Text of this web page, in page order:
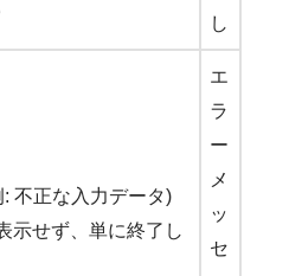
し
不正な入力データ)
示せず、単に終了し
エ
ラ
ー
メ
ッ
セ